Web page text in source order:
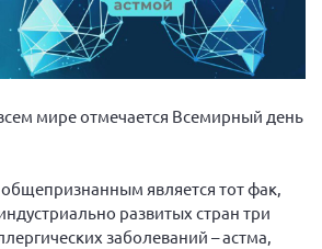
Зрячева Н.В.
Шишлянников Ф.В.
отношений
Валюх М.В.
Чернова А.В.
мире отмечается Всемирный день
является тот фак,
развитых стран три
заболеваний – астма,